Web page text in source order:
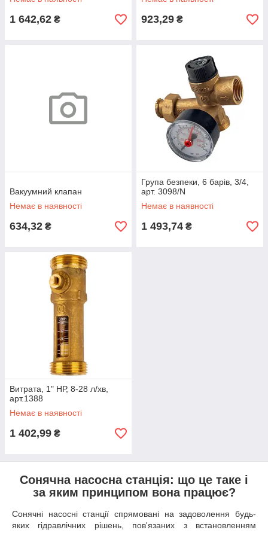
1 642,62 ₴ 923,29 ₴
Вакуумний клапан
Немає в наявності
634,32 ₴
Група безпеки, 6 барів, 3/4,
арт. 3098/N
Немає в наявності
1 493,74 ₴
Витрата, 1" НР, 8-28 л/хв,
арт.1388
Немає в наявності
1 402,99 ₴
Сонячна насосна станція: що це таке і
за яким принципом вона працює?
Сонячні насосні станції спрямовані на задоволення будь-
яких гідравлічних рішень, пов'язаних з встановленням